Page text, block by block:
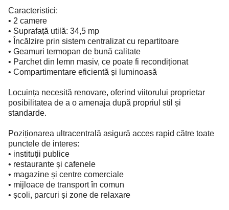
Caracteristici:
• 2 camere
• Suprafață utilă: 34,5 mp
• Încălzire prin sistem centralizat cu repartitoare
• Geamuri termopan de bună calitate
• Parchet din lemn masiv, ce poate fi recondiționat
• Compartimentare eficientă și luminoasă
Locuința necesită renovare, oferind viitorului proprietar
posibilitatea de a o amenaja după propriul stil și
standarde.
Poziționarea ultracentrală asigură acces rapid către toate
punctele de interes:
• instituții publice
• restaurante și cafenele
• magazine și centre comerciale
• mijloace de transport în comun
• școli, parcuri și zone de relaxare